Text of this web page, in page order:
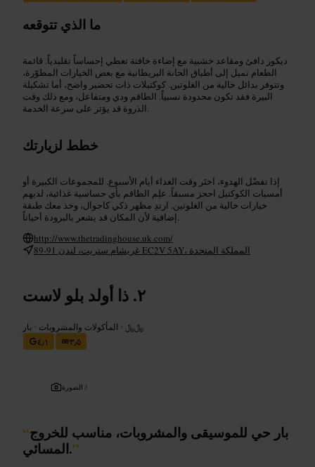
ما الذي تتوقعه
ديكور دافئ ومقاعد خشبية مع إضاءة خافتة تعطي إحساساً تقليدياً. قائمة
الطعام تميل إلى أطباق الحانة البريطانية مع بعض الخيارات المطوّرة،
وتتوفر بدائل خالية من الغلوتين. كوكتيلات ذات تحضير واضح، أما تشكيلة
البيرة فقد تكون محدودة نسبياً. الطاقم ودي ومتفاعل، ومع ذلك وقت
الذروة قد يؤثر على سرعة الخدمة.
خطط لزيارتك
إذا تفضّل الهدوء، اختَر وقت الغداء أيام الأسبوع. للمجموعات الكبيرة أو
أمسيات الكوكتيل احجز مسبقاً. علِم الطاقم بأي حساسية غذائية، لديهم
خيارات خالية من الغلوتين. ارتدِ مظهر ذكي كاجوال، وخذ معك طبقة
إضافية لأن المكان قد يشعر بالبرودة أحياناً.
http://www.thetradinghouse.uk.com/
89-91 غريشام ستريت، لندن EC2V 5AY، المملكة المتحدة
ذا أولد بلو لاست
﷼﷼ • المأكولات والمشروبات • بار
٤٫١
٣٫٥
الصورة /
“بار حي للموسيقى والمشروبات، مناسب للخروج
المسائي.”